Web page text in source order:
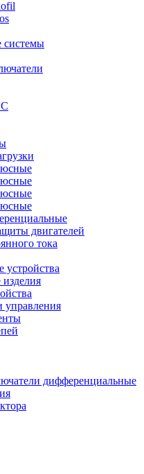
системы
двигателей
тока
устройства
управления
дифференциальные